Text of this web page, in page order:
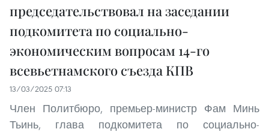
председательствовал на заседании
подкомитета по социально-
экономическим вопросам 14-го
всевьетнамского съезда КПВ
13/03/2025 07:13
Член Политбюро, премьер-министр Фам Минь
Тьинь, глава подкомитета по социально-